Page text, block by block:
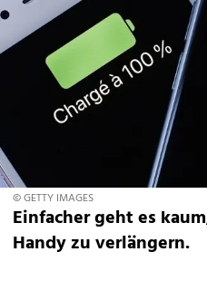
© GETTY IMAGES
Einfacher geht es
Handy zu verlängern.